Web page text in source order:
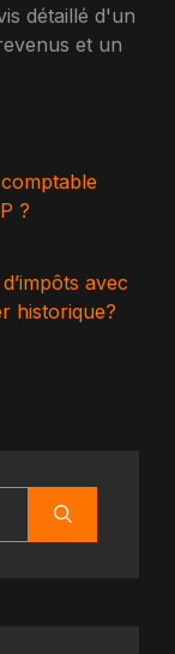
détaillé d'un
et un
?
avec
historique?